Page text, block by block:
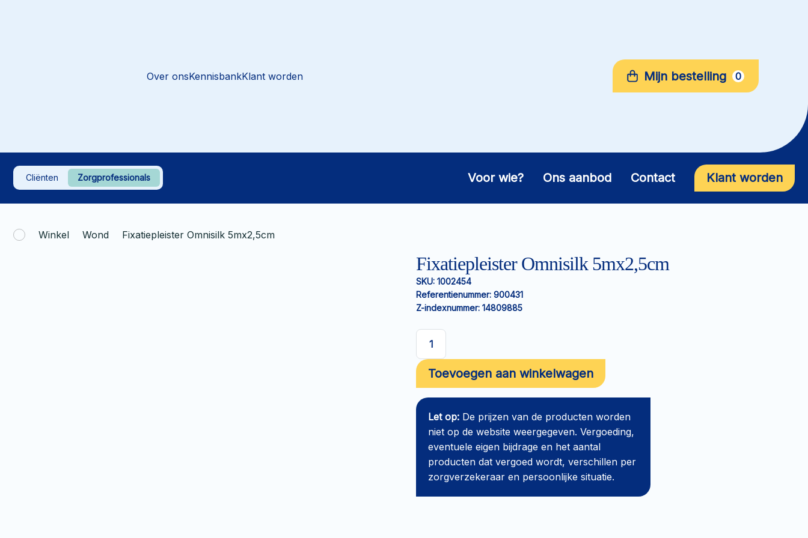
Over onsKennisbankKlant worden Mijn bestelling 0
Cliënten Zorgprofessionals Voor wie? Ons aanbod Contact Klant worden
Winkel Wond Fixatiepleister Omnisilk 5mx2,5cm
Fixatiepleister Omnisilk 5mx2,5cm
SKU: 1002454
Referentienummer: 900431
Z-indexnummer: 14809885
Fixatiepleister
Omnisilk
5mx2,5cm
aantal
Toevoegen aan winkelwagen
Let op: De prijzen van de producten worden
niet op de website weergegeven. Vergoeding,
eventuele eigen bijdrage en het aantal
producten dat vergoed wordt, verschillen per
zorgverzekeraar en persoonlijke situatie.